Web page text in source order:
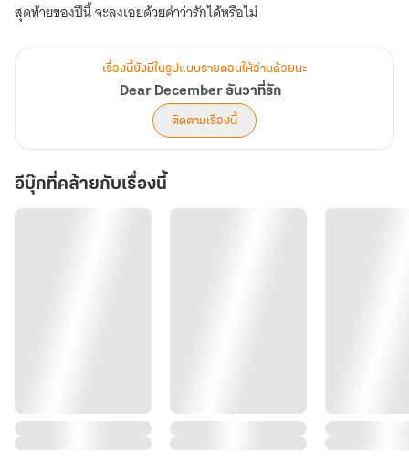
สุดท้ายของปีนี้ จะลงเอยด้วยคำว่ารักได้หรือไม่
เรื่องนี้ยังมีในรูปแบบรายตอนให้อ่านด้วยนะ
Dear December ธันวาที่รัก
ติดตามเรื่องนี้
อีบุ๊กที่คล้ายกับเรื่องนี้